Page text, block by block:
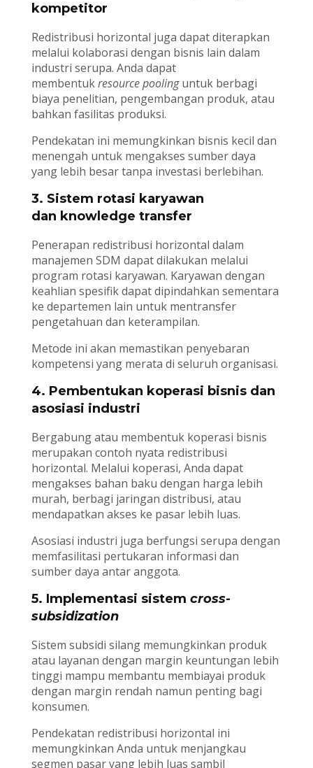
kompetitor
Redistribusi horizontal juga dapat diterapkan
melalui kolaborasi dengan bisnis lain dalam
industri serupa. Anda dapat
membentukresource poolinguntuk berbagi
biaya penelitian, pengembangan produk, atau
bahkan fasilitas produksi.
Pendekatan ini memungkinkan bisnis kecil dan
menengah untuk mengakses sumber daya
yang lebih besar tanpa investasi berlebihan.
3. Sistem rotasi karyawan
dan knowledge transfer
Penerapan redistribusi horizontal dalam
manajemen SDM dapat dilakukan melalui
program rotasi karyawan. Karyawan dengan
keahlian spesifik dapat dipindahkan sementara
ke departemen lain untuk mentransfer
pengetahuan dan keterampilan.
Metode ini akan memastikan penyebaran
kompetensi yang merata di seluruh organisasi.
4. Pembentukan koperasi bisnis dan
asosiasi industri
Bergabung atau membentuk koperasi bisnis
merupakan contoh nyata redistribusi
horizontal. Melalui koperasi, Anda dapat
mengakses bahan baku dengan harga lebih
murah, berbagi jaringan distribusi, atau
mendapatkan akses ke pasar lebih luas.
Asosiasi industri juga berfungsi serupa dengan
memfasilitasi pertukaran informasi dan
sumber daya antar anggota.
5. Implementasi sistem cross-
subsidization
Sistem subsidi silang memungkinkan produk
atau layanan dengan margin keuntungan lebih
tinggi mampu membantu membiayai produk
dengan margin rendah namun penting bagi
konsumen.
Pendekatan redistribusi horizontal ini
memungkinkan Anda untuk menjangkau
segmen pasar yang lebih luas sambil